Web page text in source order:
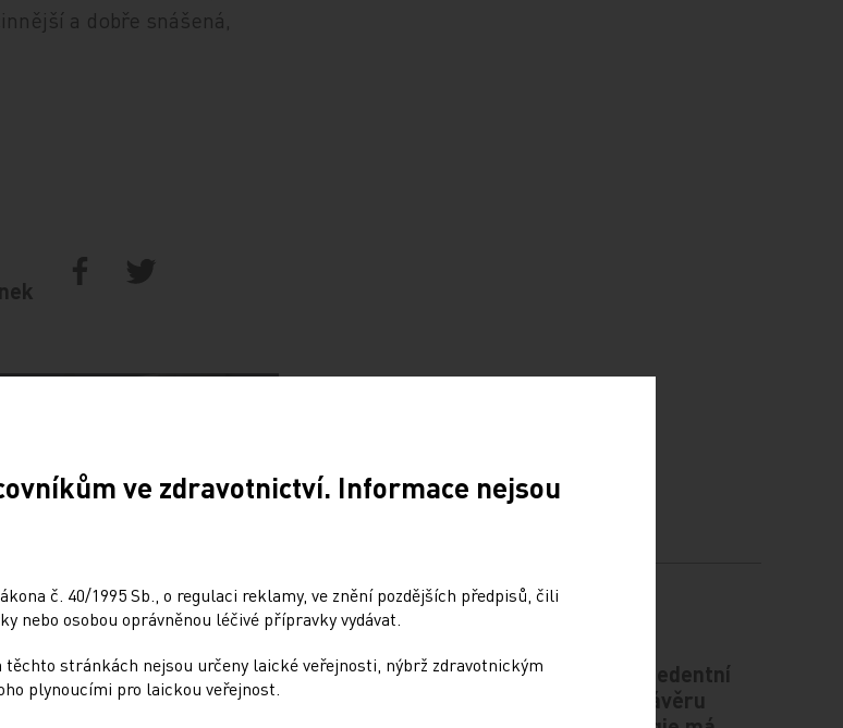
a dobře snášená,
Doporučené
Psychiatrická nemocnice
Bohnice ukazuje strategii v
Česko čeká bezprecedentní
nárůst pacientů v závěru
ve zdravotnictví. Informace nejsou
č. 40/1995 Sb., o regulaci reklamy, ve znění pozdějších předpisů, čili
nebo osobou oprávněnou léčivé přípravky vydávat.
těchto stránkách nejsou určeny laické veřejnosti, nýbrž zdravotnickým
plynoucími pro laickou veřejnost.